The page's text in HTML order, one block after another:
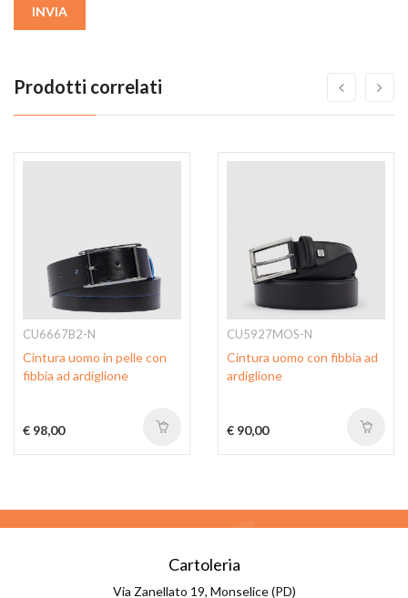
INVIA
Prodotti correlati
CU6667B2-N
Cintura uomo in pelle con
fibbia ad ardiglione
€ 98,00
CU5927MOS-N
Cintura uomo con fibbia ad
ardiglione
€ 90,00
Cartoleria
Via Zanellato 19, Monselice (PD)